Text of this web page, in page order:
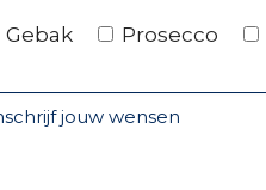
Gebak Prosecco